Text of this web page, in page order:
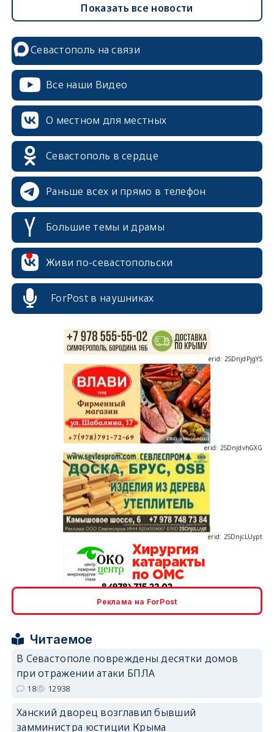
Показать все новости
Севастополь на связи
Все наши Видео
О местном для местных
Севастополь в сердце
Раньше всех и прямо в телефон
Большие темы и драмы
Живи по-севастопольски
ForPost в наушниках
erid: 2SDnjcrDNw6
erid: 2SDnjdvhGXG
Реклама на ForPost
Читаемое
В Севастополе повреждены десятки домов
при отражении атаки БПЛА
18 12938
Ханский дворец возглавил бывший
замминистра юстиции Крыма